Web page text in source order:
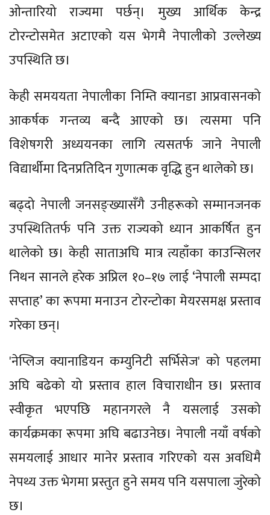
ओन्तारियो राज्यमा पर्छन्। मुख्य आर्थिक केन्द्र
टोरन्टोसमेत अटाएको यस भेगमै नेपालीको उल्लेख्य
उपस्थिति छ।
केही समययता नेपालीका निम्ति क्यानडा आप्रवासनको
आकर्षक गन्तव्य बन्दै आएको छ। त्यसमा पनि
विशेषगरी अध्ययनका लागि त्यसतर्फ जाने नेपाली
विद्यार्थीमा दिनप्रतिदिन गुणात्मक वृद्धि हुन थालेको छ।
बढ्दो नेपाली जनसङ्ख्यासँगै उनीहरूको सम्मानजनक
उपस्थितितर्फ पनि उक्त राज्यको ध्यान आकर्षित हुन
थालेको छ। केही साताअघि मात्र त्यहाँका काउन्सिलर
निथन सानले हरेक अप्रिल १०–१७ लाई ‘नेपाली सम्पदा
सप्ताह’ का रूपमा मनाउन टोरन्टोका मेयरसमक्ष प्रस्ताव
गरेका छन्।
'नेप्लिज क्यानाडियन कम्युनिटी सर्भिसेज' को पहलमा
अघि बढेको यो प्रस्ताव हाल विचाराधीन छ। प्रस्ताव
स्वीकृत भएपछि महानगरले नै यसलाई उसको
कार्यक्रमका रूपमा अघि बढाउनेछ। नेपाली नयाँ वर्षको
समयलाई आधार मानेर प्रस्ताव गरिएको यस अवधिमै
नेपथ्य उक्त भेगमा प्रस्तुत हुने समय पनि यसपाला जुरेको
छ।